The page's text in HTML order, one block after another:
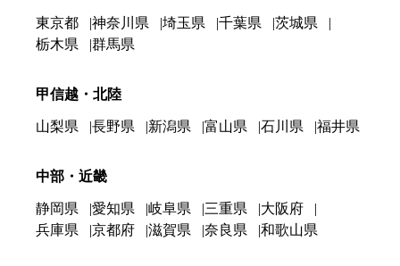
東京都 神奈川県 埼玉県 千葉県
茨城県
栃木県
群馬県
甲信越・北陸
山梨県 長野県 新潟県 富山県 石川県 福井県
中部・近畿
静岡県 愛知県 岐阜県 三重県
大阪府
兵庫県
京都府 滋賀県 奈良県 和歌山県